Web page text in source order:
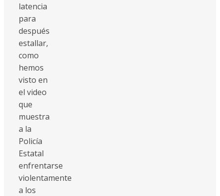
latencia
para
después
estallar,
como
hemos
visto en
el video
que
muestra
a la
Policía
Estatal
enfrentarse
violentamente
a los